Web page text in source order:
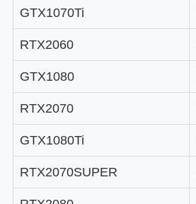
GTX1070Ti
RTX2060
GTX1080
RTX2070
GTX1080Ti
RTX2070SUPER